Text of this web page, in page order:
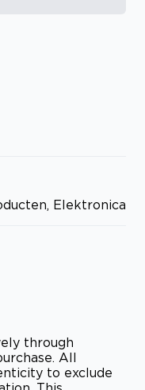
Elektronica
through
All
to exclude